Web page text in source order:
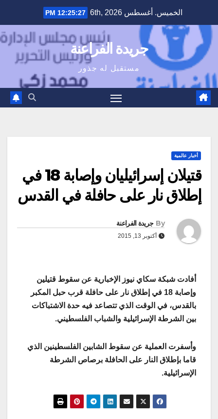
content
الخميس. أغسطس 6th, 2026 12:25:28 PM
جريدة الفراعنة
مستقبل له جذور
أخبار عالمية
قتيلان إسرائيليان وإصابة 18 في
إطلاق نار على حافلة في القدس
By جريدة الفراعنة
أكتوبر 13, 2015
أفادت شبكة سكاي نيوز الإخبارية عن سقوط قتيلين
وإصابة 18 في إطلاق نار على حافلة قرب حبل المكبر
بالقدس، في الوقت الذي تتصاعد فيه حدة الاشتباكات
بين الشرطة الإسرائيلية والشباب الفلسطيني.
وأسفرت العملية عن سقوط الشابين الفلسطينين الذي
قاما بإطلاق النار على الحافلة برصاص الشرطة
الإسرائيلية.